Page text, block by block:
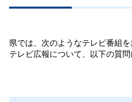
県では、次のようなテレビ番組
テレビ広報について、以下の質問